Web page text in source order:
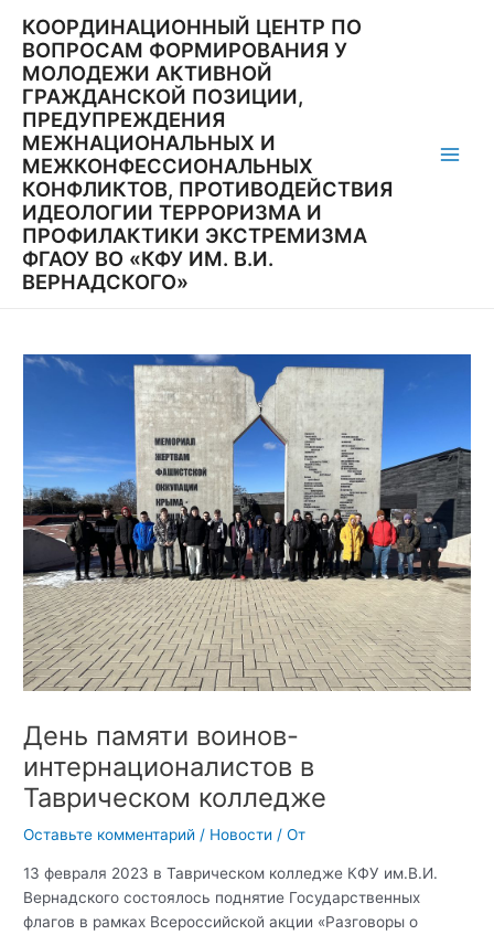
содержимому
КООРДИНАЦИОННЫЙ ЦЕНТР ПО
ВОПРОСАМ ФОРМИРОВАНИЯ У
МОЛОДЕЖИ АКТИВНОЙ
ГРАЖДАНСКОЙ ПОЗИЦИИ,
ПРЕДУПРЕЖДЕНИЯ
МЕЖНАЦИОНАЛЬНЫХ И
МЕЖКОНФЕССИОНАЛЬНЫХ
КОНФЛИКТОВ, ПРОТИВОДЕЙСТВИЯ
ИДЕОЛОГИИ ТЕРРОРИЗМА И
ПРОФИЛАКТИКИ ЭКСТРЕМИЗМА
ФГАОУ ВО «КФУ ИМ. В.И.
ВЕРНАДСКОГО»
День памяти воинов-
интернационалистов в
Таврическом колледже
Оставьте комментарий / Новости / От
13 февраля 2023 в Таврическом колледже КФУ им.В.И.
Вернадского состоялось поднятие Государственных
флагов в рамках Всероссийской акции «Разговоры о